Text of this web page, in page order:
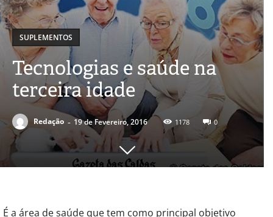
SUPLEMENTOS
Tecnologias e saúde na
terceira idade
Redação - 19 de Fevereiro, 2016 1178 0
É a área de saúde que tem como principal objetivo